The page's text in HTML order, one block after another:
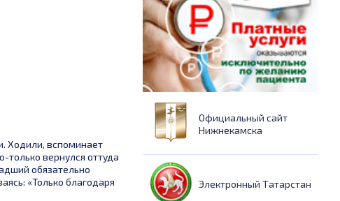
Ходили, вспоминает
только вернулся оттуда
обязательно
«Только благодаря
Официальный сайт
Нижнекамска
Электронный Татарстан